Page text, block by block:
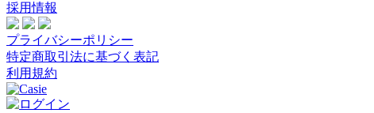
採用情報
プライバシーポリシー
特定商取引法に基づく表記
利用規約